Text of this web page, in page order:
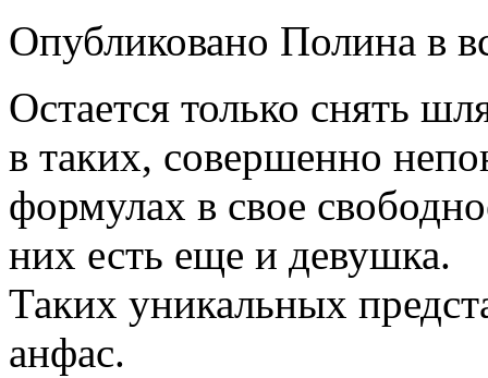
Опубликовано Полина в
Остается только снять
в таких, совершенно
формулах в свое
них есть еще и девушка.
Таких уникальных
анфас.